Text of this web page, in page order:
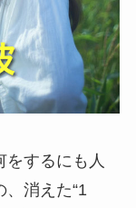
するにも人
消えた“1